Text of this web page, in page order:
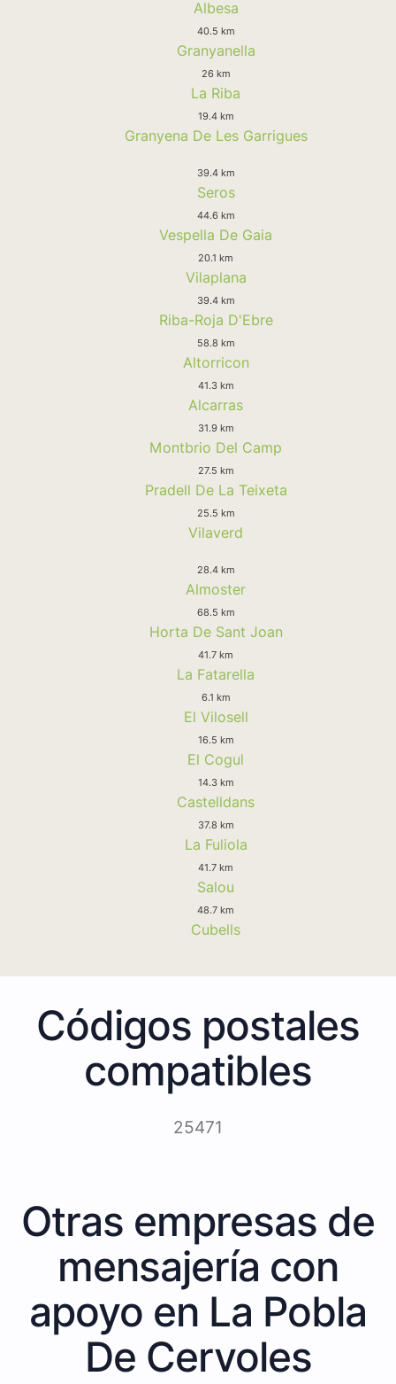
Albesa
40.5 km
Granyanella
26 km
La Riba
19.4 km
Granyena De Les Garrigues
39.4 km
Seros
44.6 km
Vespella De Gaia
20.1 km
Vilaplana
39.4 km
Riba-Roja D'Ebre
58.8 km
Altorricon
41.3 km
Alcarras
31.9 km
Montbrio Del Camp
27.5 km
Pradell De La Teixeta
25.5 km
Vilaverd
28.4 km
Almoster
68.5 km
Horta De Sant Joan
41.7 km
La Fatarella
6.1 km
El Vilosell
16.5 km
El Cogul
14.3 km
Castelldans
37.8 km
La Fuliola
41.7 km
Salou
48.7 km
Cubells
Códigos postales
compatibles
25471
Otras empresas de
mensajería con
apoyo en La Pobla
De Cervoles